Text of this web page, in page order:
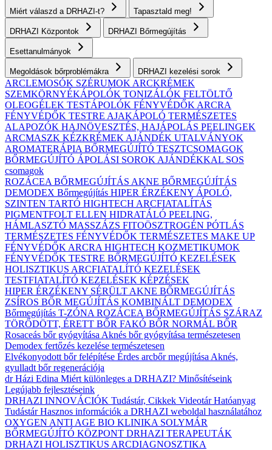
Miért válaszd a DRHAZI-t? Tapasztald meg!
DRHAZI Központok DRHAZI Bőrmegújítás
Esettanulmányok
Megoldások bőrproblémákra DRHAZI kezelési sorok
ARCLEMOSÓK SZÉRUMOK ARCKRÉMEK
SZEMKÖRNYÉKÁPOLÓK TONIZÁLÓK FELTÖLTŐ
OLEOGÉLEK TESTÁPOLÓK FÉNYVÉDŐK ARCRA
FÉNYVÉDŐK TESTRE AJAKÁPOLÓ TERMÉSZETES
ALAPOZÓK HAJNÖVESZTÉS, HAJÁPOLÁS PEELINGEK
ARCMASZK KÉZKRÉMEK AJÁNDÉK UTALVÁNYOK
AROMATERÁPIA BŐRMEGÚJÍTÓ TESZTCSOMAGOK
BŐRMEGÚJÍTÓ ÁPOLÁSI SOROK AJÁNDÉKKAL SOS
csomagok
ROZÁCEA BŐRMEGÚJÍTÁS AKNE BŐRMEGÚJÍTÁS
DEMODEX Bőrmegújítás HIPER ÉRZÉKENY ÁPOLÓ,
SZINTEN TARTÓ HIGHTECH ARCFIATALÍTÁS
PIGMENTFOLT ELLEN HIDRATÁLÓ PEELING,
HÁMLASZTÓ MASSZÁZS FITOÖSZTROGÉN PÓTLÁS
TERMÉSZETES FÉNYVÉDŐK TERMÉSZETES MAKE UP
FÉNYVÉDŐK ARCRA HIGHTECH KOZMETIKUMOK
FÉNYVÉDŐK TESTRE BŐRMEGÚJÍTÓ KEZELÉSEK
HOLISZTIKUS ARCFIATALÍTÓ KEZELÉSEK
TESTFIATALÍTÓ KEZELÉSEK KÉPZÉSEK
HIPER ÉRZÉKENY SÉRÜLT AKNE BŐRMEGÚJÍTÁS
ZSÍROS BŐR MEGÚJÍTÁS KOMBINÁLT DEMODEX
Bőrmegújítás T-ZÓNA ROZÁCEA BŐRMEGÚJÍTÁS SZÁRAZ
TÖRŐDÖTT, ÉRETT BŐR FAKÓ BŐR NORMÁL BŐR
Rosaceás bőr gyógyítása Aknés bőr gyógyítása természetesen
Demodex fertőzés kezelése természetesen
Elvékonyodott bőr felépítése Érdes arcbőr megújítása Aknés,
gyulladt bőr regenerációja
dr Házi Edina Miért különleges a DRHAZI? Minősítéseink
Legújabb fejlesztéseink
DRHAZI INNOVÁCIÓK Tudástár, Cikkek VideotárHatóanyag
TudástárHasznos információk a DRHAZI weboldal használatához
OXYGEN ANTI AGE BIO KLINIKA SOLYMÁR
BŐRMEGÚJÍTÓ KÖZPONT DRHAZI TERAPEUTÁK
DRHAZI HOLISZTIKUS ARCDIAGNOSZTIKA